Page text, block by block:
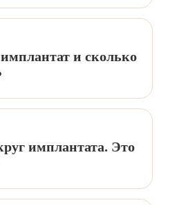
и сколько
имплантата. Это